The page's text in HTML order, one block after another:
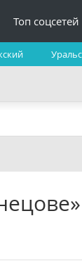
Топ соцсетей